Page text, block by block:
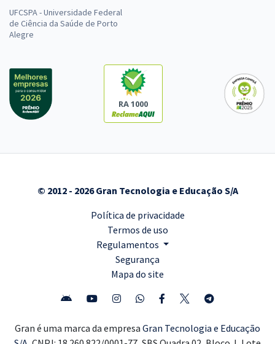
UFCSPA - Universidade Federal
de Ciência da Saúde de Porto
Alegre
RA 1000
© 2012 - 2026 Gran Tecnologia e Educação S/A
Política de privacidade
Termos de uso
Regulamentos
Segurança
Mapa do site
Gran é uma marca da empresa Gran Tecnologia e Educação